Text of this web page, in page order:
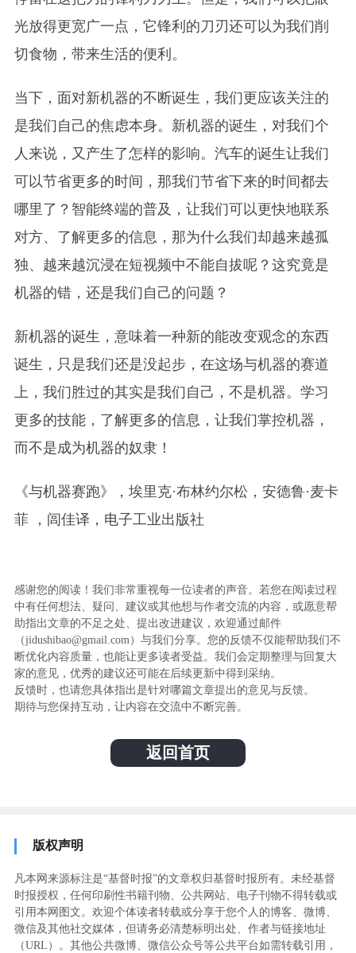
光放得更宽广一点，它锋利的刀刃还可以为我们削
切食物，带来生活的便利。
当下，面对新机器的不断诞生，我们更应该关注的
是我们自己的焦虑本身。新机器的诞生，对我们个
人来说，又产生了怎样的影响。汽车的诞生让我们
可以节省更多的时间，那我们节省下来的时间都去
哪里了？智能终端的普及，让我们可以更快地联系
对方、了解更多的信息，那为什么我们却越来越孤
独、越来越沉浸在短视频中不能自拔呢？这究竟是
机器的错，还是我们自己的问题？
新机器的诞生，意味着一种新的能改变观念的东西
诞生，只是我们还是没起步，在这场与机器的赛道
上，我们胜过的其实是我们自己，不是机器。学习
更多的技能，了解更多的信息，让我们掌控机器，
而不是成为机器的奴隶！
《与机器赛跑》，埃里克·布林约尔松，安德鲁·麦卡
菲 ，闾佳译，电子工业出版社
感谢您的阅读！我们非常重视每一位读者的声音。若您在阅读过程
中有任何想法、疑问、建议或其他想与作者交流的内容，或愿意帮
助指出文章的不足之处、提出改进建议，欢迎通过邮件
（jidushibao@gmail.com）与我们分享。您的反馈不仅能帮助我们不
断优化内容质量，也能让更多读者受益。我们会定期整理与回复大
家的意见，优秀的建议还可能在后续更新中得到采纳。
反馈时，也请您具体指出是针对哪篇文章提出的意见与反馈。
期待与您保持互动，让内容在交流中不断完善。
返回首页
版权声明
凡本网来源标注是“基督时报”的文章权归基督时报所有。未经基督
时报授权，任何印刷性书籍刊物、公共网站、电子刊物不得转载或
引用本网图文。欢迎个体读者转载或分享于您个人的博客、微博、
微信及其他社交媒体，但请务必清楚标明出处、作者与链接地址
（URL）。其他公共微博、微信公众号等公共平台如需转载引用，